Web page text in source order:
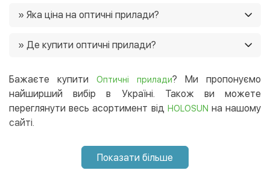
» Яка ціна на оптичні прилади?
Ще у нас постійно діють акції, і часто є можливість
» Де купити оптичні прилади?
інтернет-магазині, і ми доставимо їх в будь-який
регіон України. 😉
Бажаєте купитиОптичні прилади? Ми пропонуємо
найширший вибір в Україні. Також ви можете
переглянути весь асортимент від HOLOSUN на нашому
сайті.
Показати більше